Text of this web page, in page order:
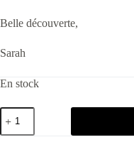
Belle découverte,
Sarah
En stock